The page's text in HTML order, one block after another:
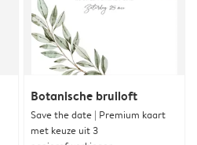
Botanische bruiloft
Save the date | Premium kaart
met keuze uit 3